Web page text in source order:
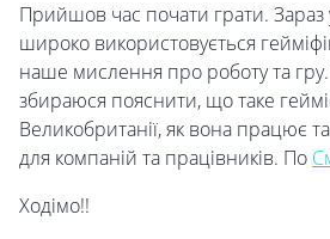
Прийшов час почати грати. Зараз
широко використовується
наше мислення про роботу та
збираюся пояснити, що таке
Великобританії, як вона працює
для компаній та працівників. По
Ходімо!!